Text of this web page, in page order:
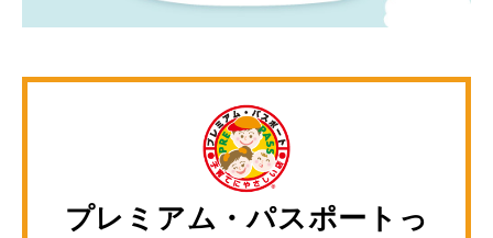
プレミアム・パスポートっ